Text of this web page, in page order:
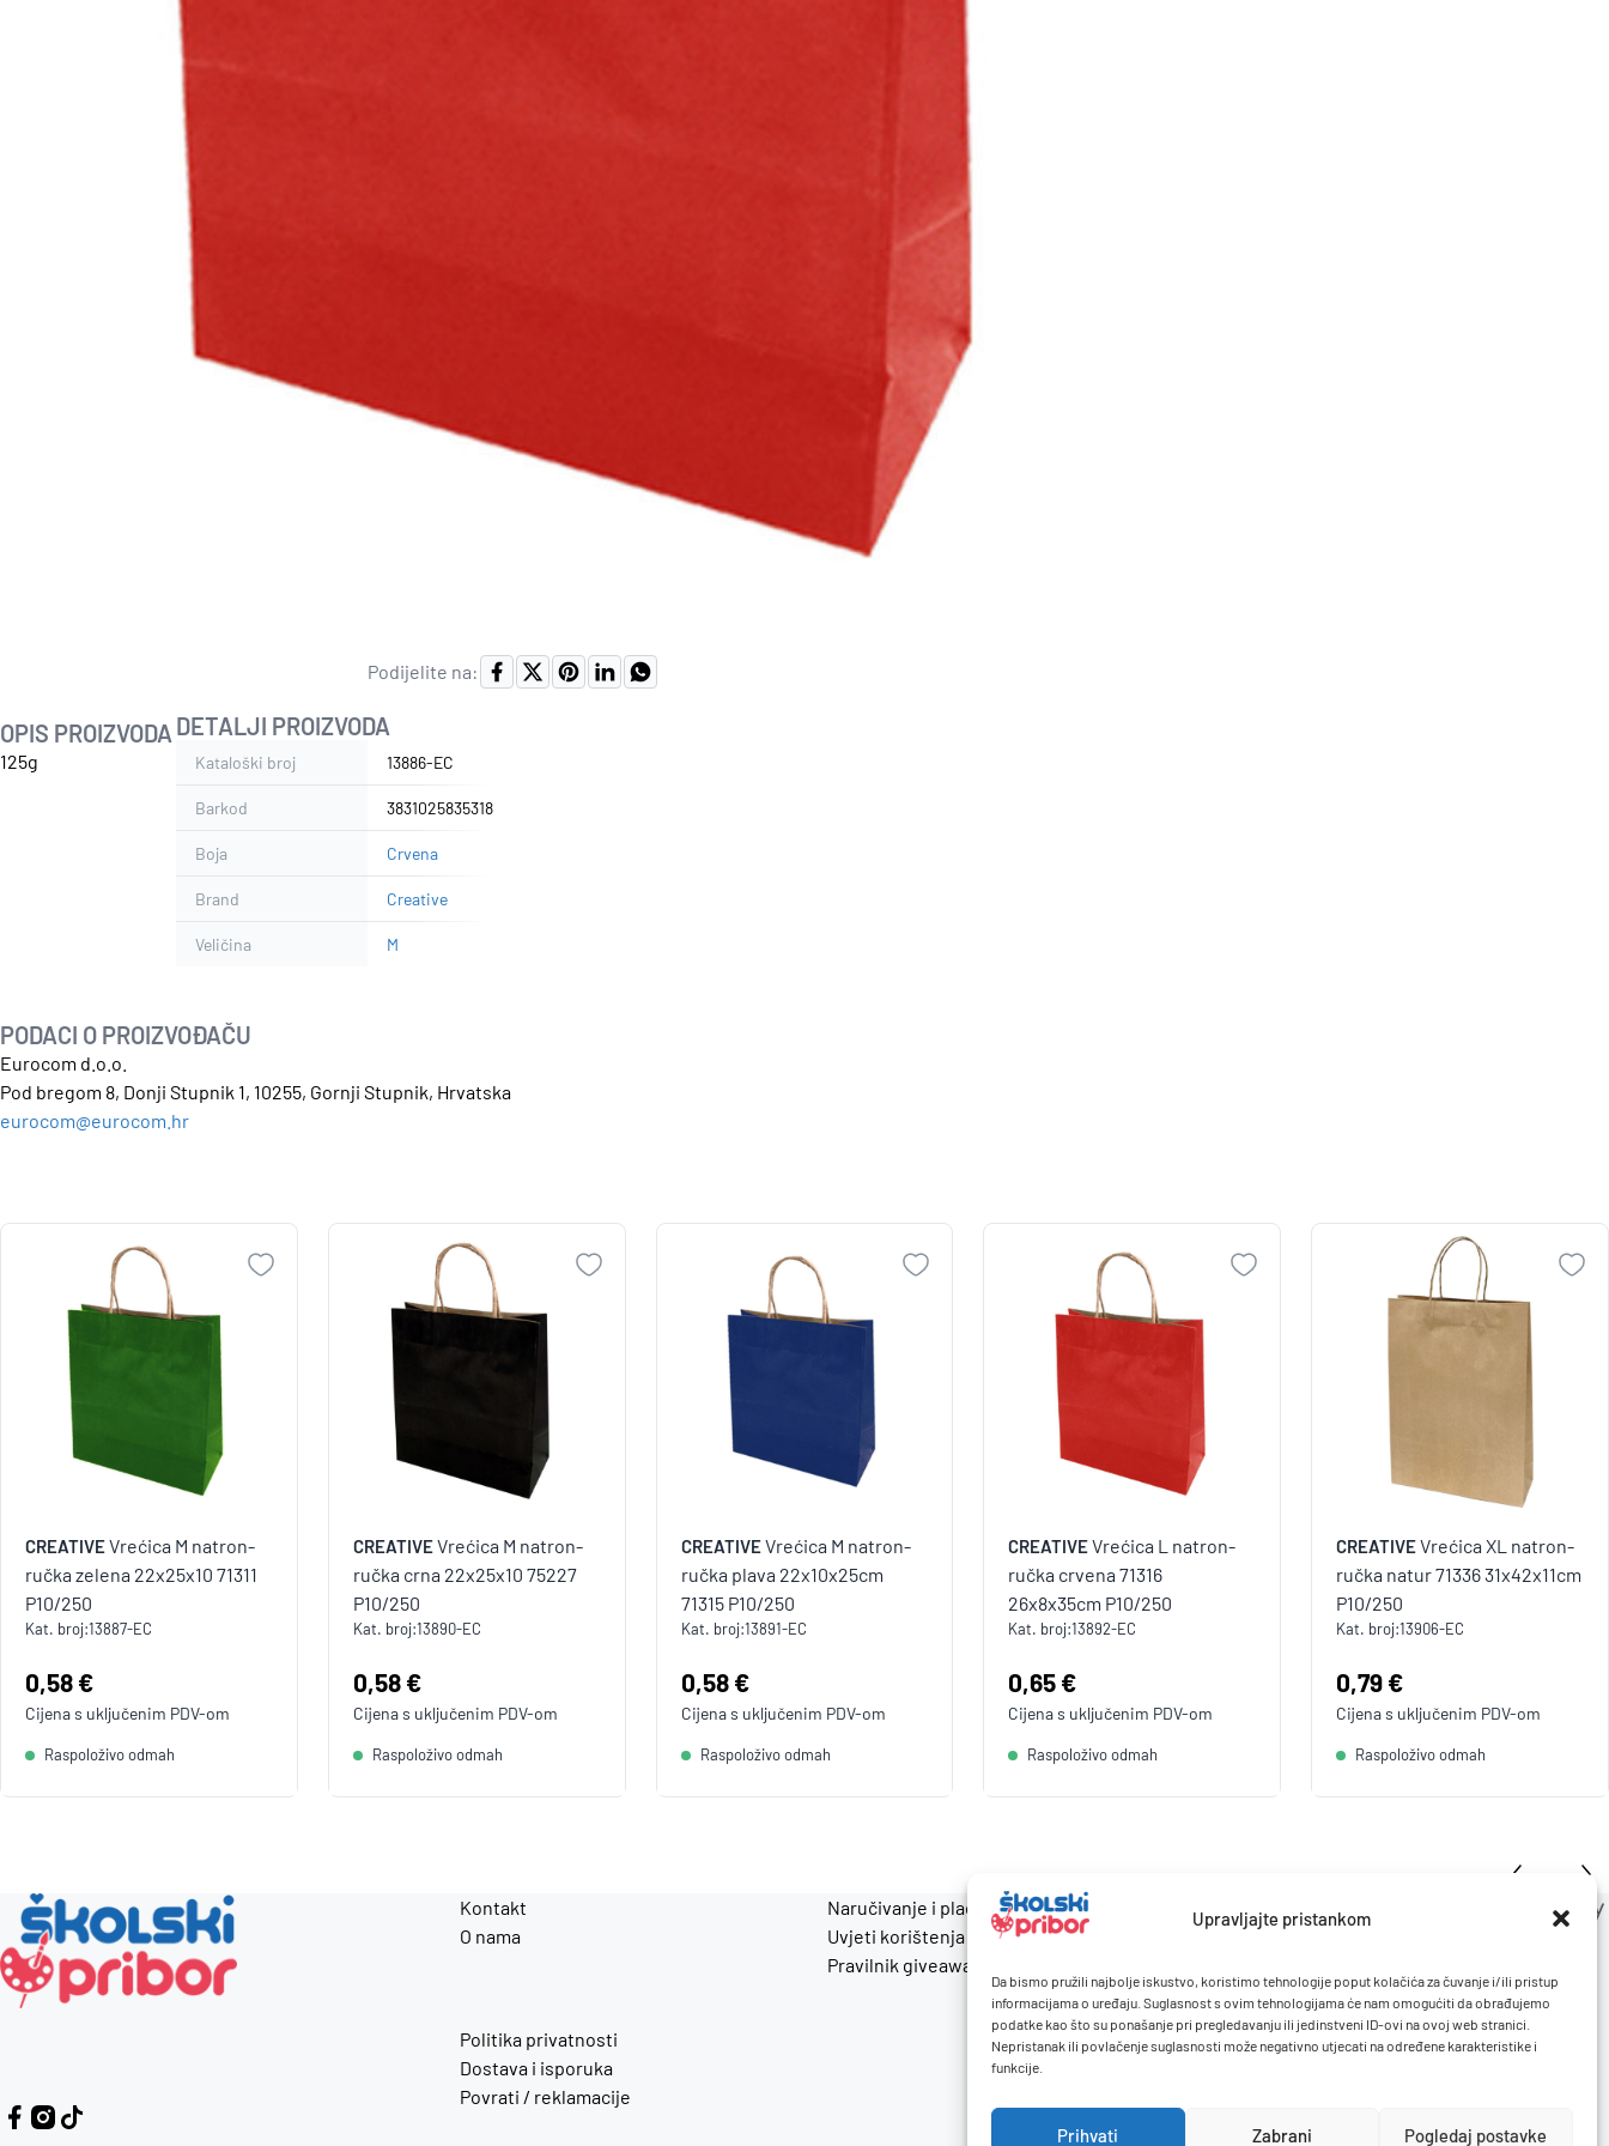
Upravljajte pristankom
Da bismo pružili najbolje iskustvo, koristimo tehnologije poput kolačića za čuvanje i/ili pristup
informacijama o uređaju. Suglasnost s ovim tehnologijama će nam omogućiti da obrađujemo
podatke kao što su ponašanje pri pregledavanju ili jedinstveni ID-ovi na ovoj web stranici.
Nepristanak ili povlačenje suglasnosti može negativno utjecati na određene karakteristike i
funkcije.
Prihvati Zabrani Pogledaj postavke
Podijelite na:
OPIS PROIZVODA
125g
DETALJI PROIZVODA
Kataloški broj 13886-EC
Barkod 3831025835318
Boja Crvena
Brand Creative
Veličina M
PODACI O PROIZVOĐAČU
Eurocom d.o.o.
Pod bregom 8, Donji Stupnik 1, 10255, Gornji Stupnik, Hrvatska
eurocom@eurocom.hr
CREATIVEVrećica M natron-
ručka zelena 22x25x10 71311
P10/250
Kat. broj:13887-EC
Cijena:
0,58 €
Cijena s uključenim PDV-om
Raspoloživo odmah
CREATIVEVrećica M natron-
ručka crna 22x25x10 75227
P10/250
Kat. broj:13890-EC
Cijena:
0,58 €
Cijena s uključenim PDV-om
Raspoloživo odmah
CREATIVEVrećica M natron-
ručka plava 22x10x25cm
71315 P10/250
Kat. broj:13891-EC
Cijena:
0,58 €
Cijena s uključenim PDV-om
Raspoloživo odmah
CREATIVEVrećica L natron-
ručka crvena 71316
26x8x35cm P10/250
Kat. broj:13892-EC
Cijena:
0,65 €
Cijena s uključenim PDV-om
Raspoloživo odmah
CREATIVEVrećica XL natron-
ručka natur 71336 31x42x11cm
P10/250
Kat. broj:13906-EC
Cijena:
0,79 €
Cijena s uključenim PDV-om
Raspoloživo odmah
Kontakt
O nama
Naručivanje i plaćanje
Uvjeti korištenja
Pravilnik giveaway
Politika privatnosti
Dostava i isporuka
Povrati / reklamacije